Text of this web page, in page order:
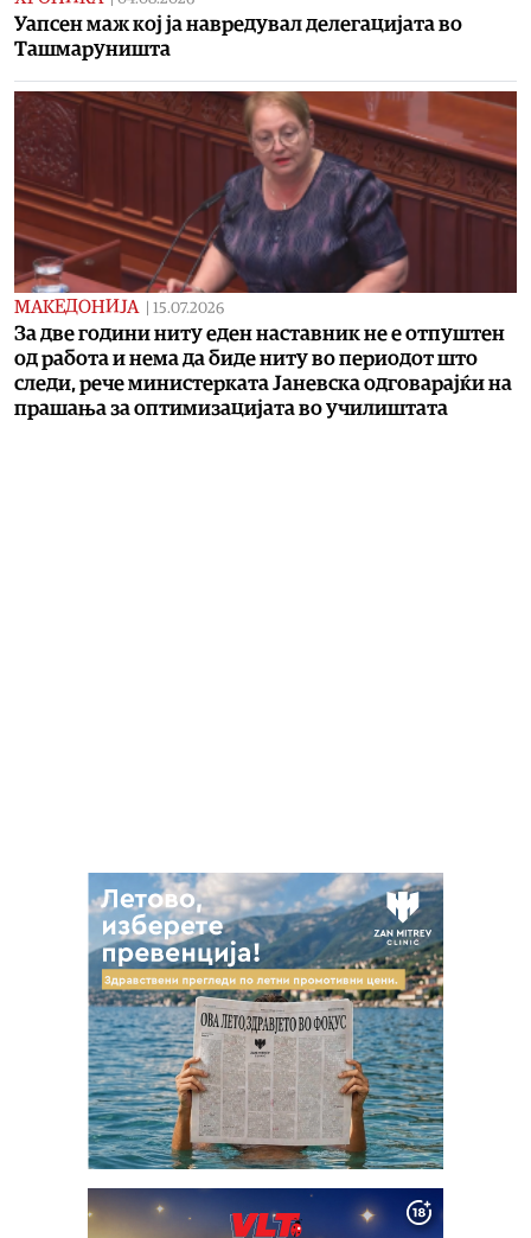
Уапсен маж кој ја навредувал делегацијата во
Ташмаруништа
МАКЕДОНИЈА 15.07.2026
За две години ниту еден наставник не е отпуштен
од работа и нема да биде ниту во периодот што
следи, рече министерката Јаневска одговарајќи на
прашања за оптимизацијата во училиштата